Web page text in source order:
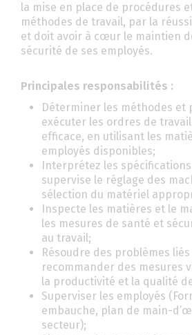
la mise en place de procédures
méthodes de travail, par la
et doit avoir à cœur le maintien
sécurité de ses employés.
Principales responsabilités :
Déterminer les méthodes et
exécuter les ordres de
efficace, en utilisant les
employés disponibles;
Interprétez les
supervise le réglage des
sélection du matériel
Inspecte les matières et le
les mesures de santé et
au travail;
Résoudre des problèmes
recommander des mesures
la productivité et la qualité
Superviser les employés
embauche, plan de main-
secteur);